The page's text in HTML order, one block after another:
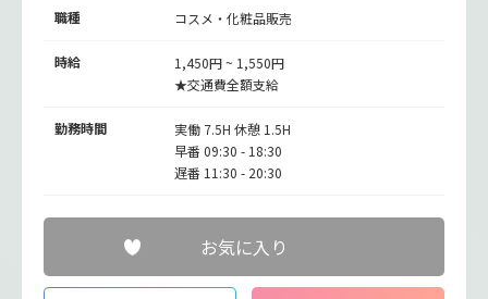
職種 コスメ・化粧品販売
時給
1,450円 ~ 1,550円
★交通費全額支給
勤務時間
実働 7.5H 休憩 1.5H
早番 09:30 - 18:30
遅番 11:30 - 20:30
お気に入り